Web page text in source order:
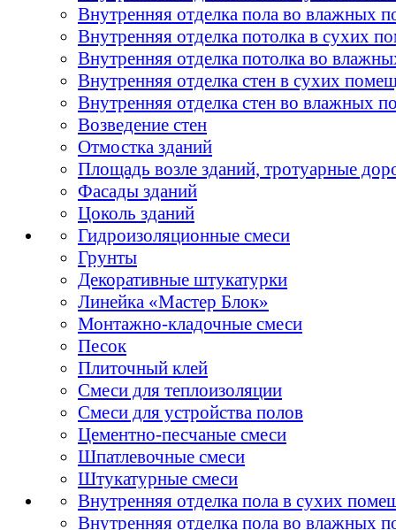
Внутренняя отделка пола во влажных
Внутренняя отделка потолка в сухих
Внутренняя отделка потолка во
Внутренняя отделка стен в сухих
Внутренняя отделка стен во влажных
Возведение стен
Отмостка зданий
Площадь возле зданий, тротуарные
Фасады зданий
Цоколь зданий
Гидроизоляционные смеси
Грунты
Декоративные штукатурки
Линейка «Мастер Блок»
Монтажно-кладочные смеси
Песок
Плиточный клей
Смеси для теплоизоляции
Смеси для устройства полов
Цементно-песчаные смеси
Шпатлевочные смеси
Штукатурные смеси
Внутренняя отделка пола в сухих
Внутренняя отделка пола во влажных